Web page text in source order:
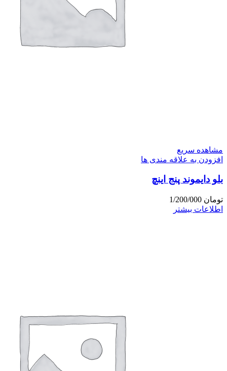
مشاهده سریع
افزودن به علاقه مندی ها
بلو دایموند پنج اینچ
تومان
اطلاعات بیشتر